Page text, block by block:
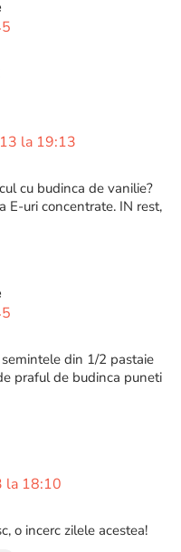
la 19:13
cu budinca de vanilie?
E-uri concentrate. IN rest,
din 1/2 pastaie
praful de budinca puneti
la 18:10
o incerc zilele acestea!